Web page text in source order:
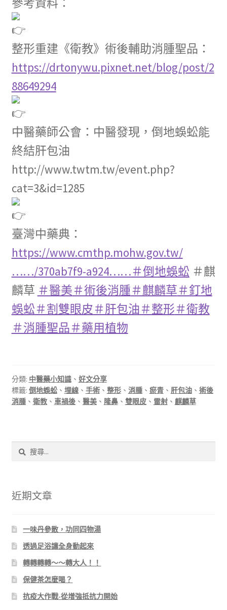
整形重建《衛教》術後輔助消腫聖品：
https://drtonywu.pixnet.net/blog/post/2
88649294
中醫藥師公會：中醫發現，倒地蜈蚣能
終結肝包油
http://www.twtm.tw/event.php?
cat=3&id=1285
臺灣中藥典：
https://www.cmthp.mohw.gov.tw/
……/370ab7f9-a924……＃倒地蜈蚣 ＃麒
麟草 ＃醫美＃術後消腫＃麒麟草＃釘地
蜈蚣＃割雙眼皮＃肝包油＃整形＃衛教
＃消腫聖品＃藥用植物
分類: 中醫藥小知識、 好文分享
標籤: 倒地蜈蚣、 埋線、 手術、 整形、 消腫、 瘀青、 肝包油、 術後
消腫、 衛教、 車禍後、 醫美、 隆鼻、 雙眼皮、 雷射、 麒麟草
字:
近期文章
一味丹參散，功同四物湯
透過足浴讓全身動起來
轉轉轉轉～～轉大人！！
保健茶怎麼喝？
抗疫大作戰-從增強抵抗力開始